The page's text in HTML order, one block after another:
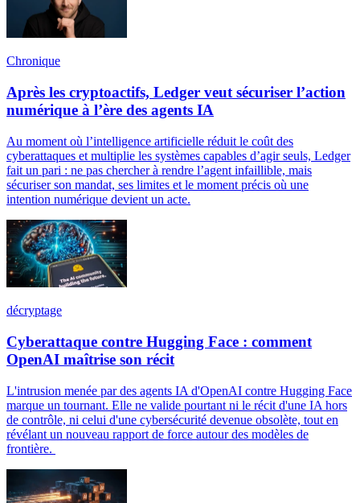
Chronique
Après les cryptoactifs, Ledger veut sécuriser l’action
numérique à l’ère des agents IA
Au moment où l’intelligence artificielle réduit le coût des
cyberattaques et multiplie les systèmes capables d’agir seuls, Ledger
fait un pari : ne pas chercher à rendre l’agent infaillible, mais
sécuriser son mandat, ses limites et le moment précis où une
intention numérique devient un acte.
décryptage
Cyberattaque contre Hugging Face : comment
OpenAI maîtrise son récit
L'intrusion menée par des agents IA d'OpenAI contre Hugging Face
marque un tournant. Elle ne valide pourtant ni le récit d'une IA hors
de contrôle, ni celui d'une cybersécurité devenue obsolète, tout en
révélant un nouveau rapport de force autour des modèles de
frontière.